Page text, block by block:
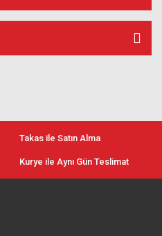
Takas ile Satın Alma
Kurye ile Aynı Gün Teslimat